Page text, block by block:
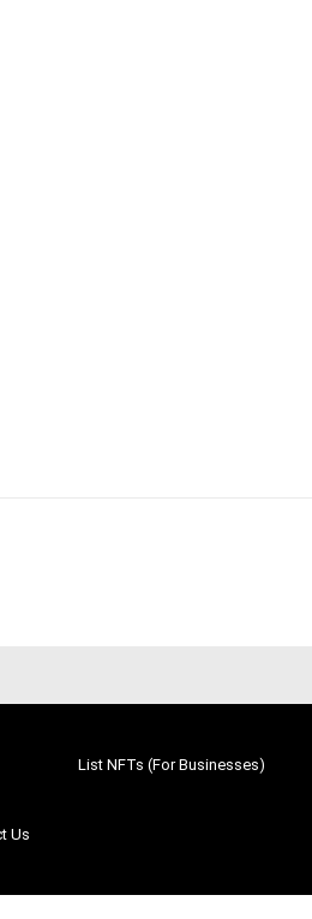
Us
List NFTs (For Businesses)